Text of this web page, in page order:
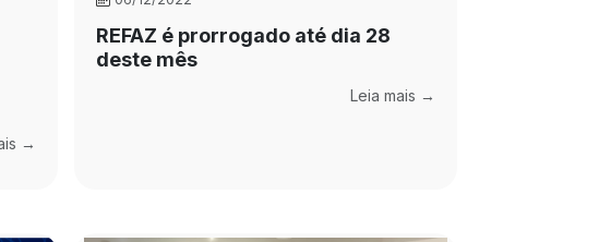
→
REFAZ é prorrogado até dia 28
deste mês
Leia mais →